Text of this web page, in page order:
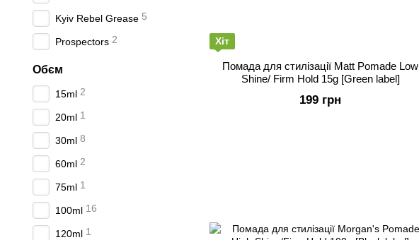
Хіт
Помада для стилізації Matt Pomade Low
Shine/ Firm Hold 15g [Green label]
199 грн
Kyiv Rebel Grease 5
Prospectors 2
Обєм
15ml 2
20ml 1
30ml 8
60ml 2
75ml 1
100ml 16
120ml 1